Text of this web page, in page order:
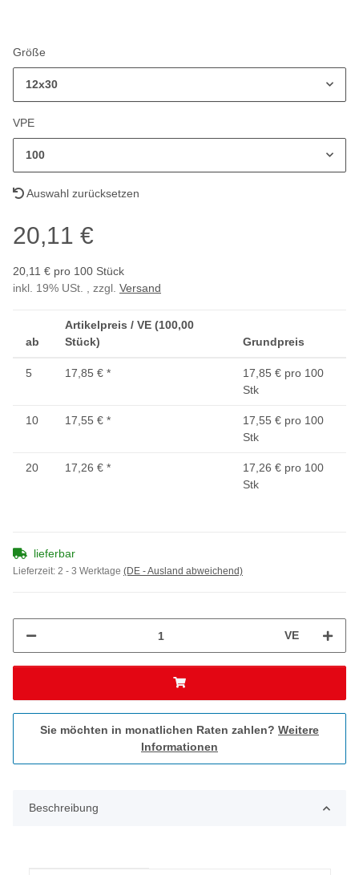
Größe
12x30
VPE
100
Auswahl zurücksetzen
20,11 €
20,11 € pro 100 Stück
inkl. 19% USt. , zzgl. Versand
ab
Artikelpreis / VE (100,00
Stück)
Grundpreis
5 17,85 € *
17,85 € pro 100
Stk
10 17,55 € *
17,55 € pro 100
Stk
20 17,26 € *
17,26 € pro 100
Stk
lieferbar
Lieferzeit: 2 - 3 Werktage (DE - Ausland abweichend)
VE
Sie möchten in monatlichen Raten zahlen? Weitere
Informationen
Beschreibung